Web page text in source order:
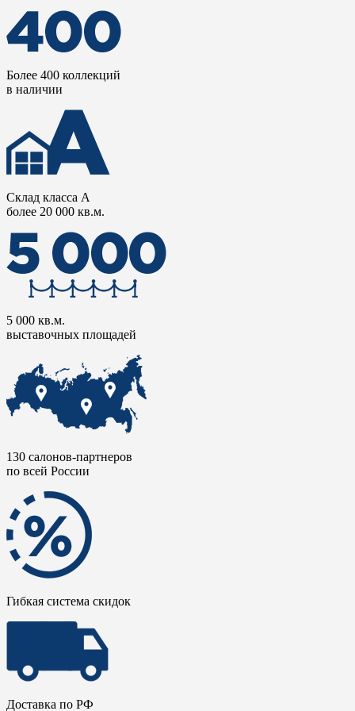
Более 400 коллекций
в наличии
Склад класса А
более 20 000 кв.м.
5 000 кв.м.
выставочных площадей
130 салонов-партнеров
по всей России
Гибкая система скидок
Доставка по РФ